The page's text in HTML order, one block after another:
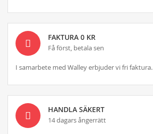
FAKTURA 0 KR
Få först, betala sen
I samarbete med Walley erbjuder vi fri faktura.
HANDLA SÄKERT
14 dagars ångerrätt